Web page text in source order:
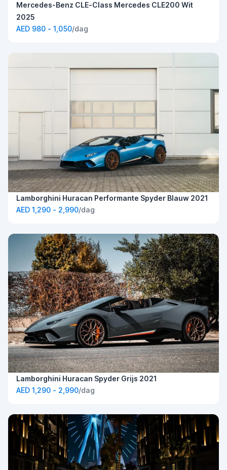
Mercedes-Benz CLE-Class Mercedes CLE200 Wit
2025
AED 980 - 1,050/dag
Lamborghini Huracan Performante Spyder Blauw 2021
AED 1,290 - 2,990/dag
Lamborghini Huracan Spyder Grijs 2021
AED 1,290 - 2,990/dag